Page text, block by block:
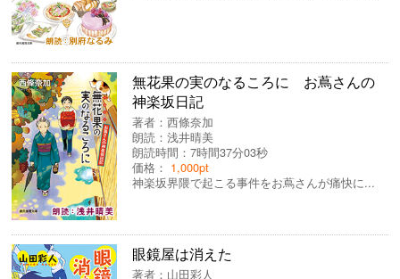
無花果の実のなるころに お蔦さんの
神楽坂日記
著者：西條奈加
朗読：浅井晴美
朗読時間：7時間37分03秒
価格： 1,000pt
神楽坂界隈で起こる事件をお蔦さんが痛快に...
眼鏡屋は消えた
著者： 山田彩人